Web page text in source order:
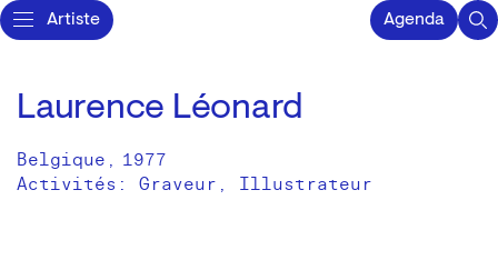
Artiste Agenda
Laurence Léonard
Belgique , 1977
Activités: Graveur Illustrateur